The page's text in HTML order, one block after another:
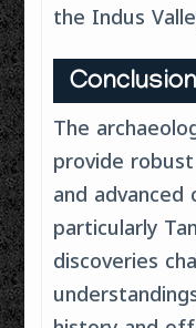
the Indus
Conclusion
The
provide
and advanced
particularly
discoveries